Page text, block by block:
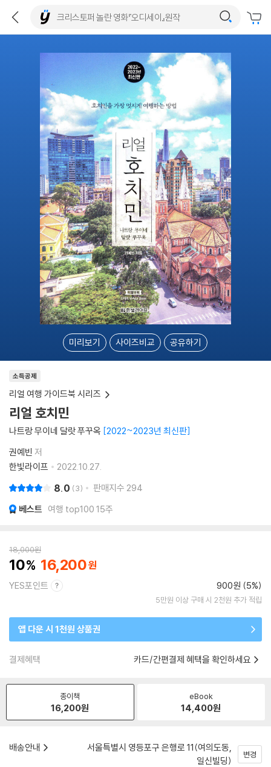
미리보기 사이즈비교 공유하기
소득공제
리얼 여행 가이드북 시리즈
리얼 호치민
나트랑 무이네 달랏 푸꾸옥 2022~2023년 최신판
권예빈 저
한빛라이프
2022.10.27.
8.0 3 판매지수 294
베스트 여행 top100 15주
18,000원
10 16,200
YES포인트 900원 (5%)
5만원 이상 구매 시 2천원 추가 적립
앱 다운 시 1천원 상품권
결제혜택 카드/간편결제 혜택을 확인하세요
종이책
16,200원
eBook
14,400원
배송안내
서울특별시 영등포구 은행로 11(여의도동,
일신빌딩)
변경